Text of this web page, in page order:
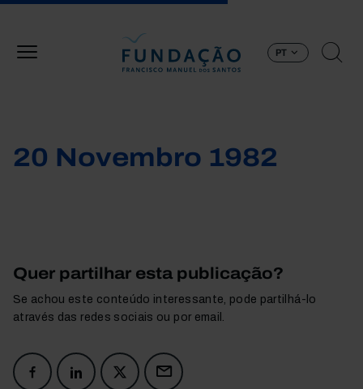
PT
20 Novembro 1982
Quer partilhar esta publicação?
Se achou este conteúdo interessante, pode partilhá-lo
através das redes sociais ou por email.